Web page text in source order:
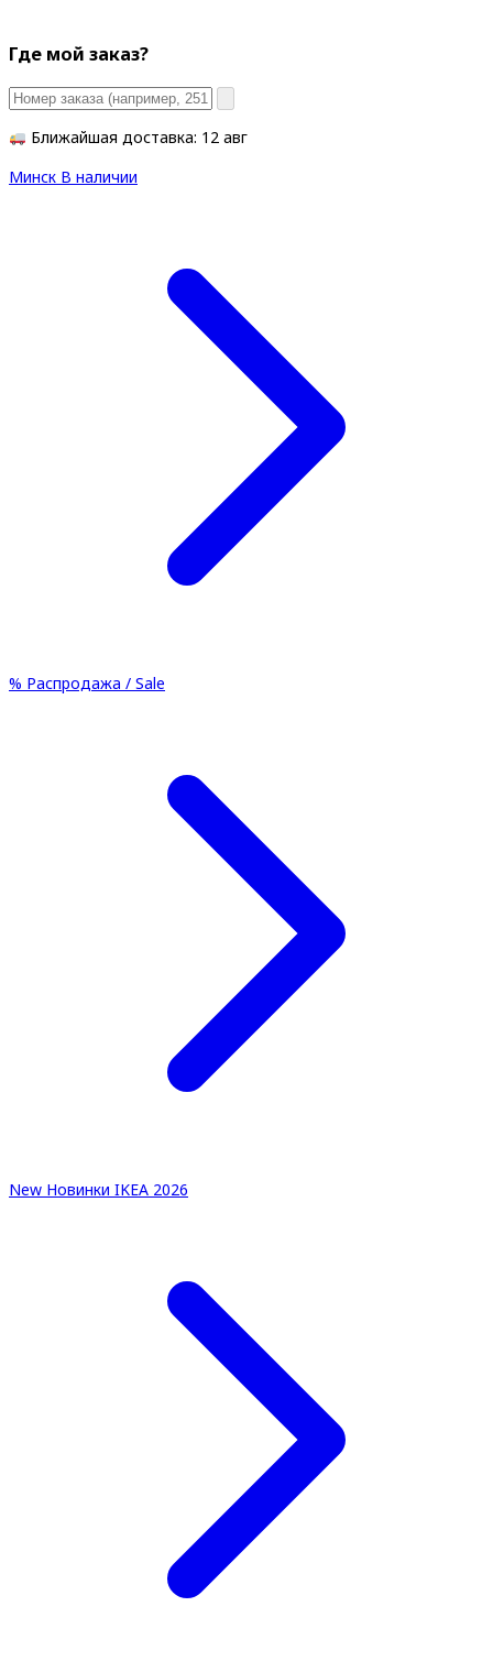
Где мой заказ?
Ближайшая доставка: 12 авг
Минск В наличии
% Распродажа / Sale
New Новинки IKEA 2026